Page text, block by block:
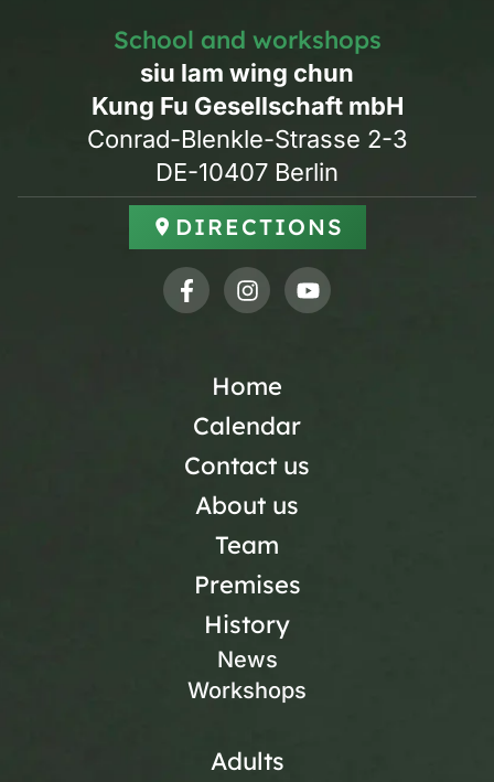
School and workshops
siu lam wing chun
Kung Fu Gesellschaft mbH
Conrad-Blenkle-Strasse 2-3
DE-10407 Berlin
DIRECTIONS
Home
Calendar
Contact us
About us
Team
Premises
History
News
Workshops
Adults